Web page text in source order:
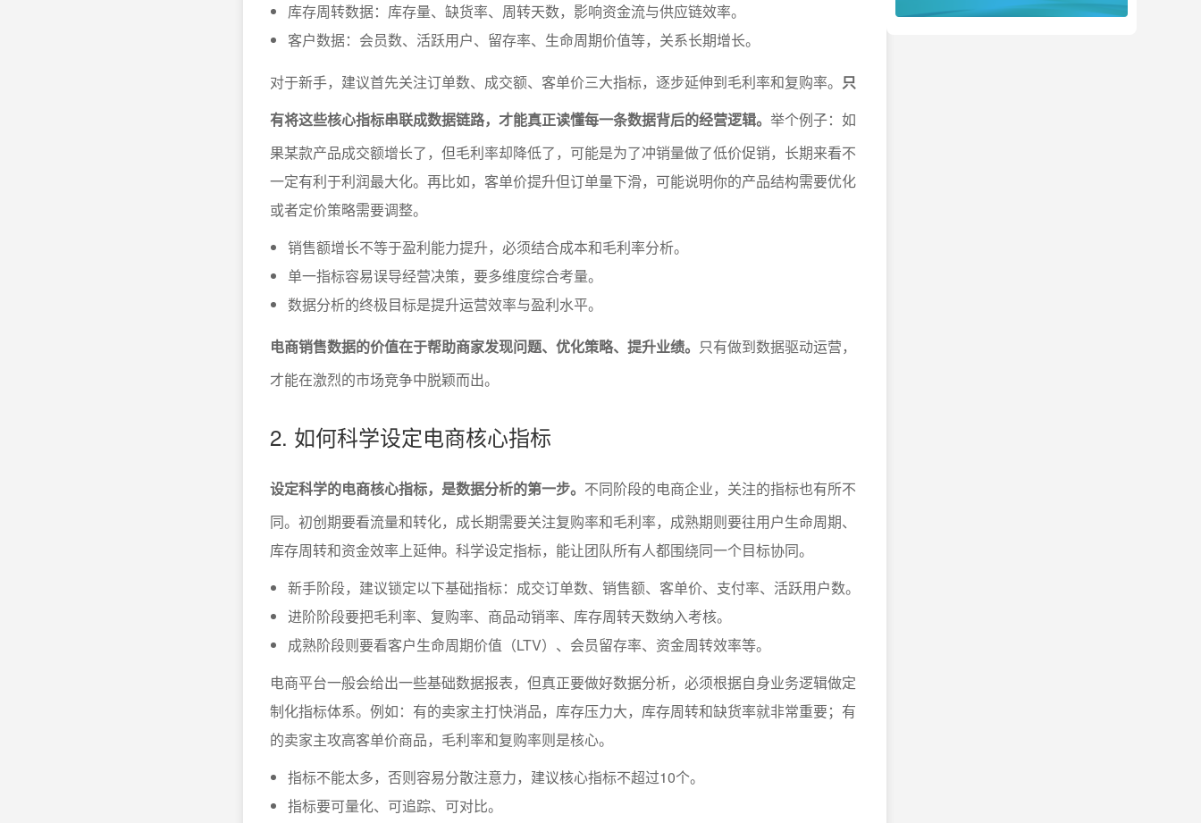
库存周转数据：库存量、缺货率、周转天数，影响资金流与供应链效率。
客户数据：会员数、活跃用户、留存率、生命周期价值等，关系长期增长。
对于新手，建议首先关注订单数、成交额、客单价三大指标，逐步延伸到毛利率和复购率。 只
有将这些核心指标串联成数据链路，才能真正读懂每一条数据背后的经营逻辑。 举个例子：如
果某款产品成交额增长了，但毛利率却降低了，可能是为了冲销量做了低价促销，长期来看不
一定有利于利润最大化。再比如，客单价提升但订单量下滑，可能说明你的产品结构需要优化
或者定价策略需要调整。
销售额增长不等于盈利能力提升，必须结合成本和毛利率分析。
单一指标容易误导经营决策，要多维度综合考量。
数据分析的终极目标是提升运营效率与盈利水平。
电商销售数据的价值在于帮助商家发现问题、优化策略、提升业绩。 只有做到数据驱动运营，
才能在激烈的市场竞争中脱颖而出。
2. 如何科学设定电商核心指标
设定科学的电商核心指标，是数据分析的第一步。 不同阶段的电商企业，关注的指标也有所不
同。初创期要看流量和转化，成长期需要关注复购率和毛利率，成熟期则要往用户生命周期、
库存周转和资金效率上延伸。科学设定指标，能让团队所有人都围绕同一个目标协同。
新手阶段，建议锁定以下基础指标：成交订单数、销售额、客单价、支付率、活跃用户数。
进阶阶段要把毛利率、复购率、商品动销率、库存周转天数纳入考核。
成熟阶段则要看客户生命周期价值（LTV）、会员留存率、资金周转效率等。
电商平台一般会给出一些基础数据报表，但真正要做好数据分析，必须根据自身业务逻辑做定
制化指标体系。例如：有的卖家主打快消品，库存压力大，库存周转和缺货率就非常重要；有
的卖家主攻高客单价商品，毛利率和复购率则是核心。
指标不能太多，否则容易分散注意力，建议核心指标不超过10个。
指标要可量化、可追踪、可对比。